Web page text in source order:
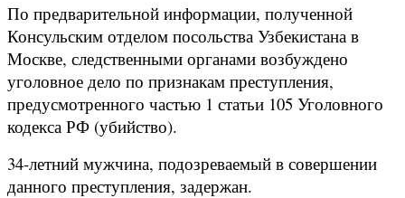
По предварительной информации, полученной
Консульским отделом посольства Узбекистана в
Москве, следственными органами возбуждено
уголовное дело по признакам преступления,
предусмотренного частью 1 статьи 105 Уголовного
кодекса РФ (убийство).
34-летний мужчина, подозреваемый в совершении
данного преступления, задержан.